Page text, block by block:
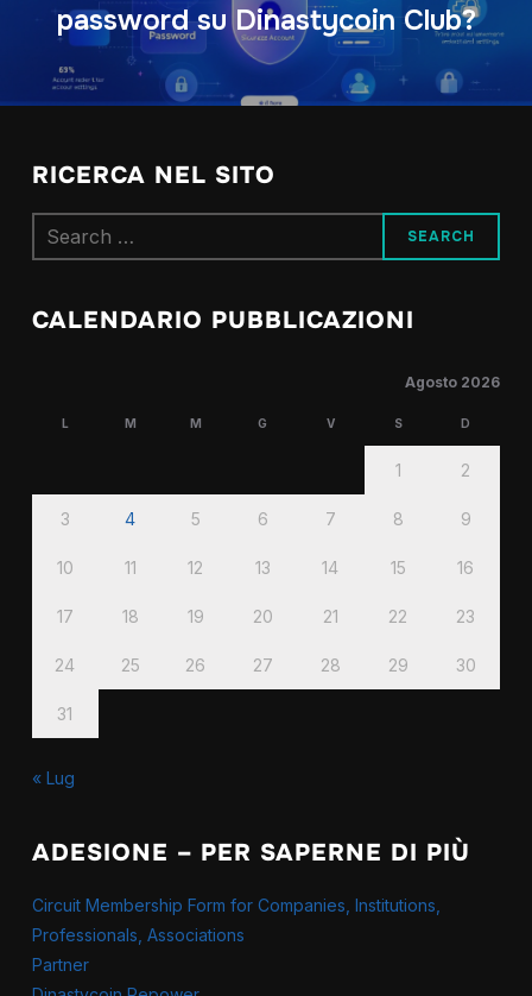
password su Dinastycoin Club?
RICERCA NEL SITO
Search
for:
CALENDARIO PUBBLICAZIONI
Agosto 2026
L M M G V S D
1 2
3 4 5 6 7 8 9
10 11 12 13 14 15 16
17 18 19 20 21 22 23
24 25 26 27 28 29 30
31
« Lug
ADESIONE – PER SAPERNE DI PIÙ
Circuit Membership Form for Companies, Institutions,
Professionals, Associations
Partner